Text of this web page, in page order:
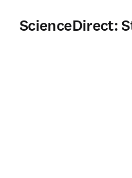
ScienceDirect: